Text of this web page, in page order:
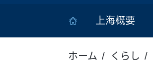
上海概要
ホーム くらし